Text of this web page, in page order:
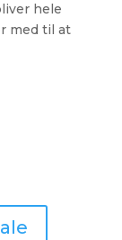
hele
med til at